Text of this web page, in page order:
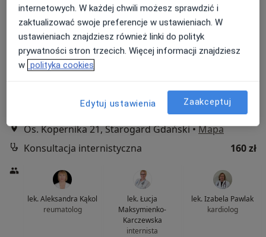
Bezpieczne płatności
Centrum Medyczne POLMED w
1032 opinie
Os. Kopernika 21, Starogard Gdański•Mapa
Konsultacja internistyczna
160 zł
lek. Aleksandra Kąkol
reumatolog
lek. Łucja
Maksymienko-
Karczewska
internista
lek. Izabela Pawlak
kardiolog
internetowych. W każdej chwili możesz sprawdzić i
zaktualizować swoje preferencje w ustawieniach. W
ustawieniach znajdziesz również linki do polityk
prywatności stron trzecich. Więcej informacji znajdziesz
w polityka cookies
Edytuj ustawienia Zaakceptuj